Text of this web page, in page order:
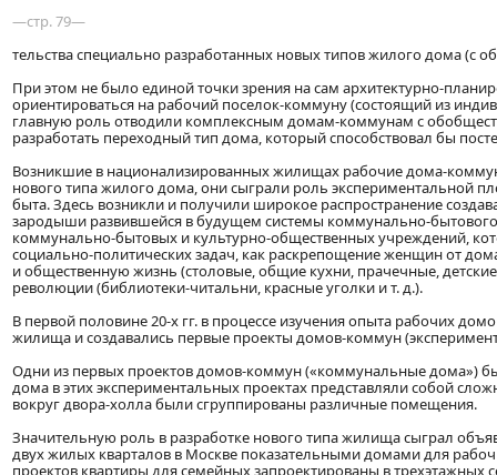
—стр. 79—
тельства специально разработанных новых типов жилого дома (с
При этом не было единой точки зрения на сам архитектурно-
ориентироваться на рабочий поселок-коммуну (состоящий из
главную роль отводили комплексным домам-коммунам с
разработать переходный тип дома, который способствовал бы
Возникшие в национализированных жилищах рабочие дома-
нового типа жилого дома, они сыграли роль экспериментальной
быта. Здесь возникли и получили широкое распространение
зародыши развившейся в будущем системы коммунально-
коммунально-бытовых и культурно-общественных учреждений,
социально-политических задач, как раскрепощение женщин от
и общественную жизнь (столовые, общие кухни, прачечные,
революции (библиотеки-читальни, красные уголки и т. д.).
В первой половине 20-х гг. в процессе изучения опыта рабочих
жилища и создавались первые проекты домов-коммун
Одни из первых проектов домов-коммун («коммунальные дома»)
дома в этих экспериментальных проектах представляли собой
вокруг двора-холла были сгруппированы различные помещения.
Значительную роль в разработке нового типа жилища сыграл
двух жилых кварталов в Москве показательными домами для